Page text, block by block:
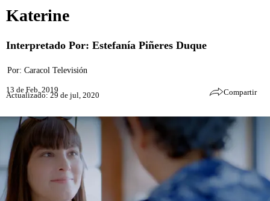
Katerine
Interpretado Por: Estefanía Piñeres Duque
Por: Caracol Televisión
13 de Feb, 2019
Actualizado: 29 de jul, 2020 Compartir